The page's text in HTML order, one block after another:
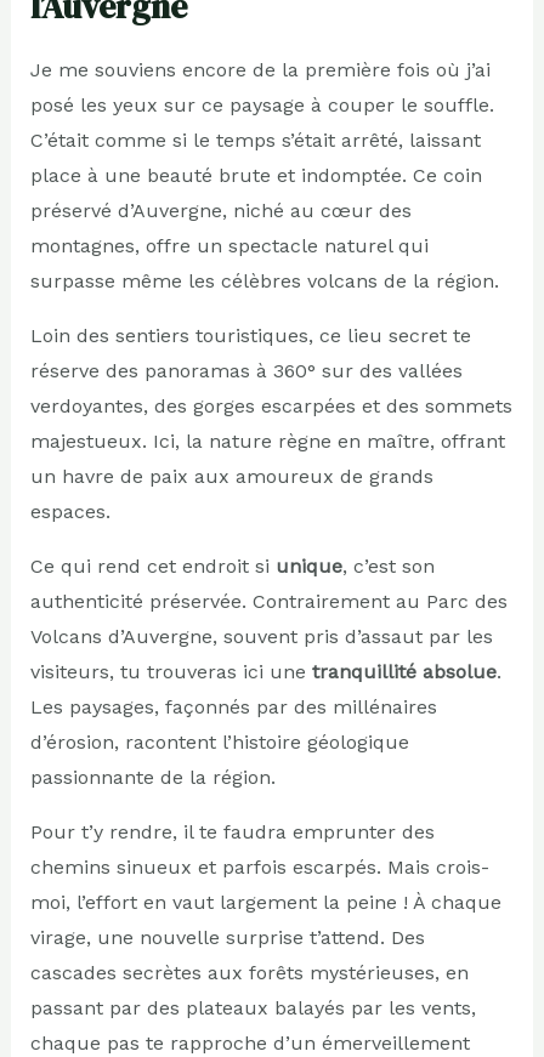
Je me souviens encore de la première fois où j’ai
posé les yeux sur ce paysage à couper le souffle.
C’était comme si le temps s’était arrêté, laissant
place à une beauté brute et indomptée. Ce coin
préservé d’Auvergne, niché au cœur des
montagnes, offre un spectacle naturel qui
surpasse même les célèbres volcans de la région.
Loin des sentiers touristiques, ce lieu secret te
réserve des panoramas à 360° sur des vallées
verdoyantes, des gorges escarpées et des sommets
majestueux. Ici, la nature règne en maître, offrant
un havre de paix aux amoureux de grands
espaces.
Ce qui rend cet endroit si unique, c’est son
authenticité préservée. Contrairement au Parc des
Volcans d’Auvergne, souvent pris d’assaut par les
visiteurs, tu trouveras ici une tranquillité absolue.
Les paysages, façonnés par des millénaires
d’érosion, racontent l’histoire géologique
passionnante de la région.
Pour t’y rendre, il te faudra emprunter des
chemins sinueux et parfois escarpés. Mais crois-
moi, l’effort en vaut largement la peine ! À chaque
virage, une nouvelle surprise t’attend. Des
cascades secrètes aux forêts mystérieuses, en
passant par des plateaux balayés par les vents,
chaque pas te rapproche d’un émerveillement